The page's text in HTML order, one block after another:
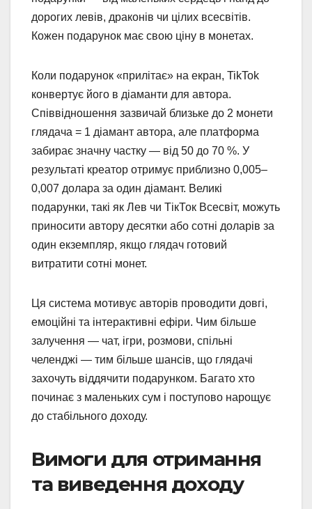
дорогих левів, драконів чи цілих всесвітів.
Кожен подарунок має свою ціну в монетах.
Коли подарунок «прилітає» на екран, TikTok
конвертує його в діаманти для автора.
Співвідношення зазвичай близьке до 2 монети
глядача = 1 діамант автора, але платформа
забирає значну частку — від 50 до 70 %. У
результаті креатор отримує приблизно 0,005–
0,007 долара за один діамант. Великі
подарунки, такі як Лев чи ТікТок Всесвіт, можуть
приносити автору десятки або сотні доларів за
один екземпляр, якщо глядач готовий
витратити сотні монет.
Ця система мотивує авторів проводити довгі,
емоційні та інтерактивні ефіри. Чим більше
залучення — чат, ігри, розмови, спільні
челенджі — тим більше шансів, що глядачі
захочуть віддячити подарунком. Багато хто
починає з маленьких сум і поступово нарощує
до стабільного доходу.
Вимоги для отримання
та виведення доходу